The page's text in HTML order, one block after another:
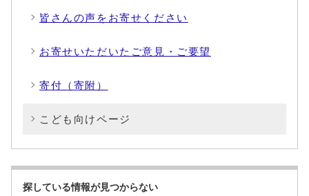
皆さんの声をお寄せください
お寄せいただいたご意見・ご要望
寄付（寄附）
こども向けページ
探している情報が見つからない